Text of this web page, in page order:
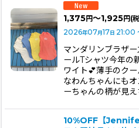
1,375円～1,925円(
2026年07月17日 21:00
マンダリンブラザ
ールTシャツ今年の
ワイト💕薄手のク
なわんちゃんにも
ーちゃんの柄が見
10%OFF【